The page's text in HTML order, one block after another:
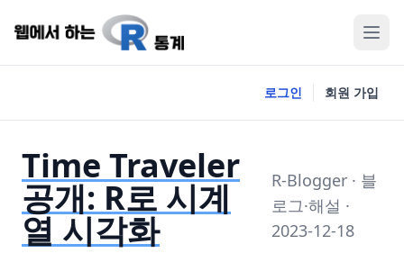
로그인 회원 가입
Time Traveler
공개: R로 시계
열 시각화
R-Blogger · 블
로그·해설 ·
2023-12-18